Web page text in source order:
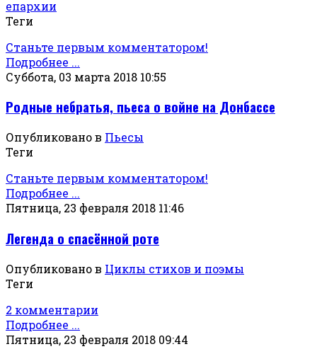
епархии
Теги
Станьте первым комментатором!
Подробнее ...
Суббота, 03 марта 2018 10:55
Родные небратья, пьеса о войне на Донбассе
Опубликовано в Пьесы
Теги
Станьте первым комментатором!
Подробнее ...
Пятница, 23 февраля 2018 11:46
Легенда о спасённой роте
Опубликовано в Циклы стихов и поэмы
Теги
2 комментарии
Подробнее ...
Пятница, 23 февраля 2018 09:44